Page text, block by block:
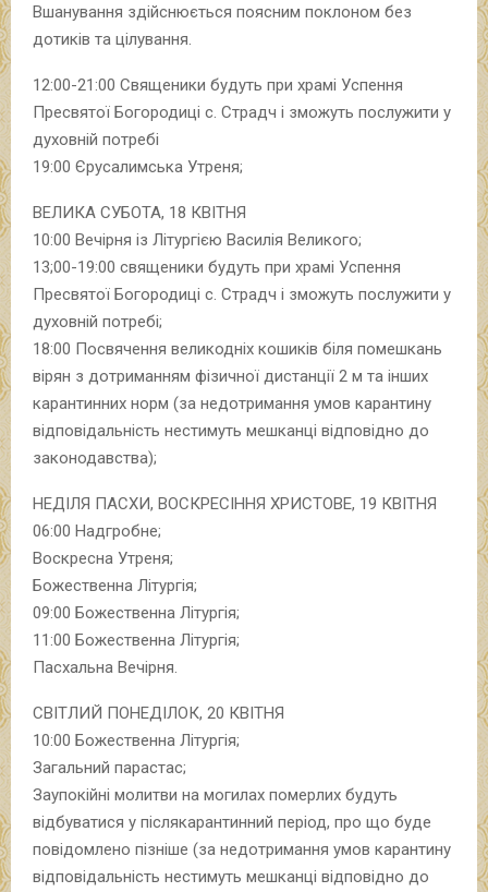
Вшанування здійснюється поясним поклоном без
дотиків та цілування.
12:00-21:00 Священики будуть при храмі Успення
Пресвятої Богородиці с. Страдч і зможуть послужити у
духовній потребі
19:00 Єрусалимська Утреня;
ВЕЛИКА СУБОТА, 18 КВІТНЯ
10:00 Вечірня із Літургією Василія Великого;
13;00-19:00 священики будуть при храмі Успення
Пресвятої Богородиці с. Страдч і зможуть послужити у
духовній потребі;
18:00 Посвячення великодніх кошиків біля помешкань
вірян з дотриманням фізичної дистанції 2 м та інших
карантинних норм (за недотримання умов карантину
відповідальність нестимуть мешканці відповідно до
законодавства);
НЕДІЛЯ ПАСХИ, ВОСКРЕСІННЯ ХРИСТОВЕ, 19 КВІТНЯ
06:00 Надгробне;
Воскресна Утреня;
Божественна Літургія;
09:00 Божественна Літургія;
11:00 Божественна Літургія;
Пасхальна Вечірня.
СВІТЛИЙ ПОНЕДІЛОК, 20 КВІТНЯ
10:00 Божественна Літургія;
Загальний парастас;
Заупокійні молитви на могилах померлих будуть
відбуватися у післякарантинний період, про що буде
повідомлено пізніше (за недотримання умов карантину
відповідальність нестимуть мешканці відповідно до